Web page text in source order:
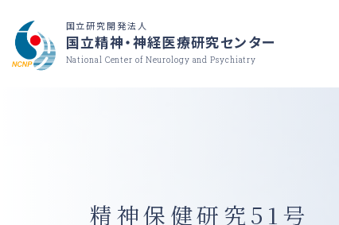
国立研究開発法人
国立精神・神経医療研究センター
National Center of Neurology and Psychiatry
精神保健研究51号